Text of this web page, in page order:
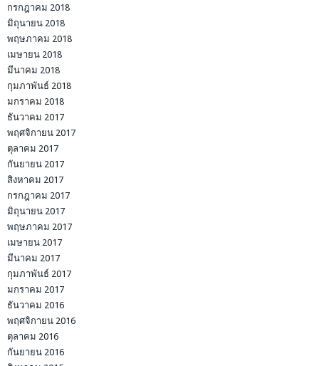
กรกฎาคม 2018
มิถุนายน 2018
พฤษภาคม 2018
เมษายน 2018
มีนาคม 2018
กุมภาพันธ์ 2018
มกราคม 2018
ธันวาคม 2017
พฤศจิกายน 2017
ตุลาคม 2017
กันยายน 2017
สิงหาคม 2017
กรกฎาคม 2017
มิถุนายน 2017
พฤษภาคม 2017
เมษายน 2017
มีนาคม 2017
กุมภาพันธ์ 2017
มกราคม 2017
ธันวาคม 2016
พฤศจิกายน 2016
ตุลาคม 2016
กันยายน 2016